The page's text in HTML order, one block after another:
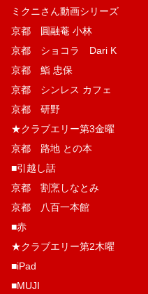
ミクニさん動画シリーズ
京都 圓融菴 小林
京都 ショコラ Dari K
京都 鮨 忠保
京都 シンレス カフェ
京都 研野
★クラブエリー第3金曜
京都 路地 との本
■引越し話
京都 割烹しなとみ
京都 八百一本館
■赤
★クラブエリー第2木曜
■iPad
■MUJI